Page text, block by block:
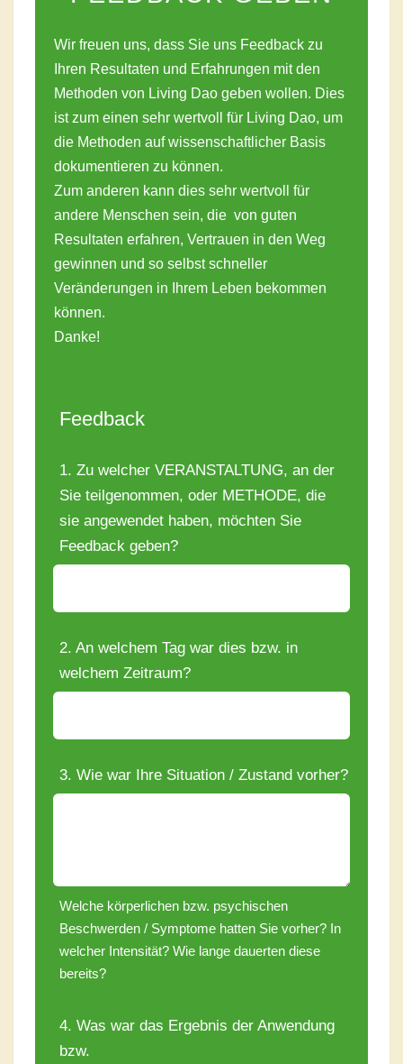
Wir freuen uns, dass Sie uns Feedback zu
Ihren Resultaten und Erfahrungen mit den
Methoden von Living Dao geben wollen. Dies
ist zum einen sehr wertvoll für Living Dao, um
die Methoden auf wissenschaftlicher Basis
dokumentieren zu können.
Zum anderen kann dies sehr wertvoll für
andere Menschen sein, die von guten
Resultaten erfahren, Vertrauen in den Weg
gewinnen und so selbst schneller
Veränderungen in Ihrem Leben bekommen
können.
Danke!
Feedback
1. Zu welcher VERANSTALTUNG, an der
Sie teilgenommen, oder METHODE, die
sie angewendet haben, möchten Sie
Feedback geben?
2. An welchem Tag war dies bzw. in
welchem Zeitraum?
3. Wie war Ihre Situation / Zustand vorher?
Welche körperlichen bzw. psychischen
Beschwerden / Symptome hatten Sie vorher? In
welcher Intensität? Wie lange dauerten diese
bereits?
4. Was war das Ergebnis der Anwendung
bzw.